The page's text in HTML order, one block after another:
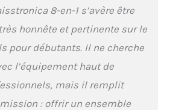
maison. Avec tous les
outils dont vous avez
besoin dans une seule
boîte à outils, vous
allez adorer la
l'efficacité qu'elle offre
Haute qualité : cet outil
8-en-1 s’avère être
honnête et pertinente sur le
pour débutants. Il ne cherche
l’équipement haut de
mais il remplit
: offrir un ensemble